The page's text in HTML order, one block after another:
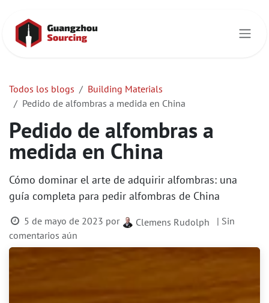
Todos los blogs
Building Materials
Pedido de alfombras a medida en China
Pedido de alfombras a
medida en China
Cómo dominar el arte de adquirir alfombras: una
guía completa para pedir alfombras de China
5 de mayo de 2023 por Clemens Rudolph
| Sin
comentarios aún